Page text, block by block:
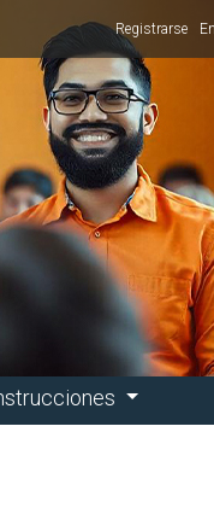
Registrarse